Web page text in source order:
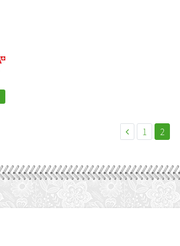
1 2